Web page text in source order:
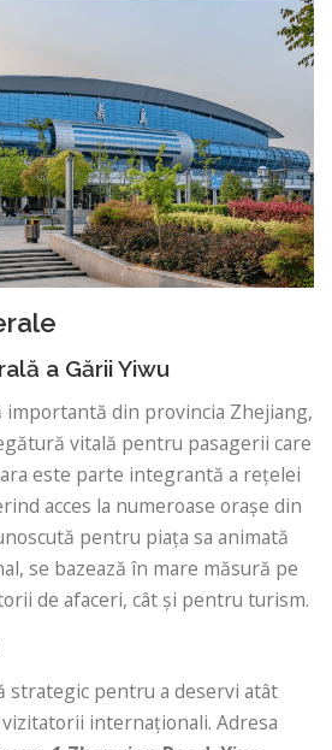
a Gării Yiwu
importantă din provincia Zhejiang,
vitală pentru pasagerii care
este parte integrantă a rețelei
acces la numeroase orașe din
pentru piața sa animată
se bazează în mare măsură pe
de afaceri, cât și pentru turism.
strategic pentru a deservi atât
internaționali. Adresa